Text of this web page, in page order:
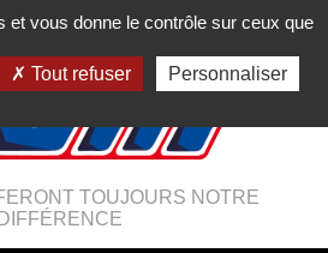
TOUJOURS NOTRE
DIFFÉRENCE
et vous donne le contrôle sur ceux que
Tout refuser Personnaliser